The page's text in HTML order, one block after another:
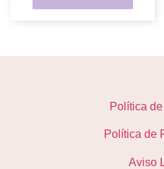
Política
Política de
Aviso